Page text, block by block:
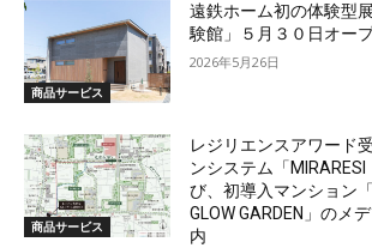
商品サービス
遠鉄ホーム初の体験型
験館」５月３０日オー
2026年5月26日
商品サービス
レジリエンスアワード
ンシステム「
び、初導入マンション
GLOW GARDEN」のメ
内